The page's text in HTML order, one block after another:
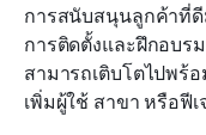
การสนับสนุนลูกค้าที่ดี
การติดตั้งและฝึกอบร
สามารถเติบโตไปพร้
เพิ่มผู้ใช้ สาขา หรือฟี